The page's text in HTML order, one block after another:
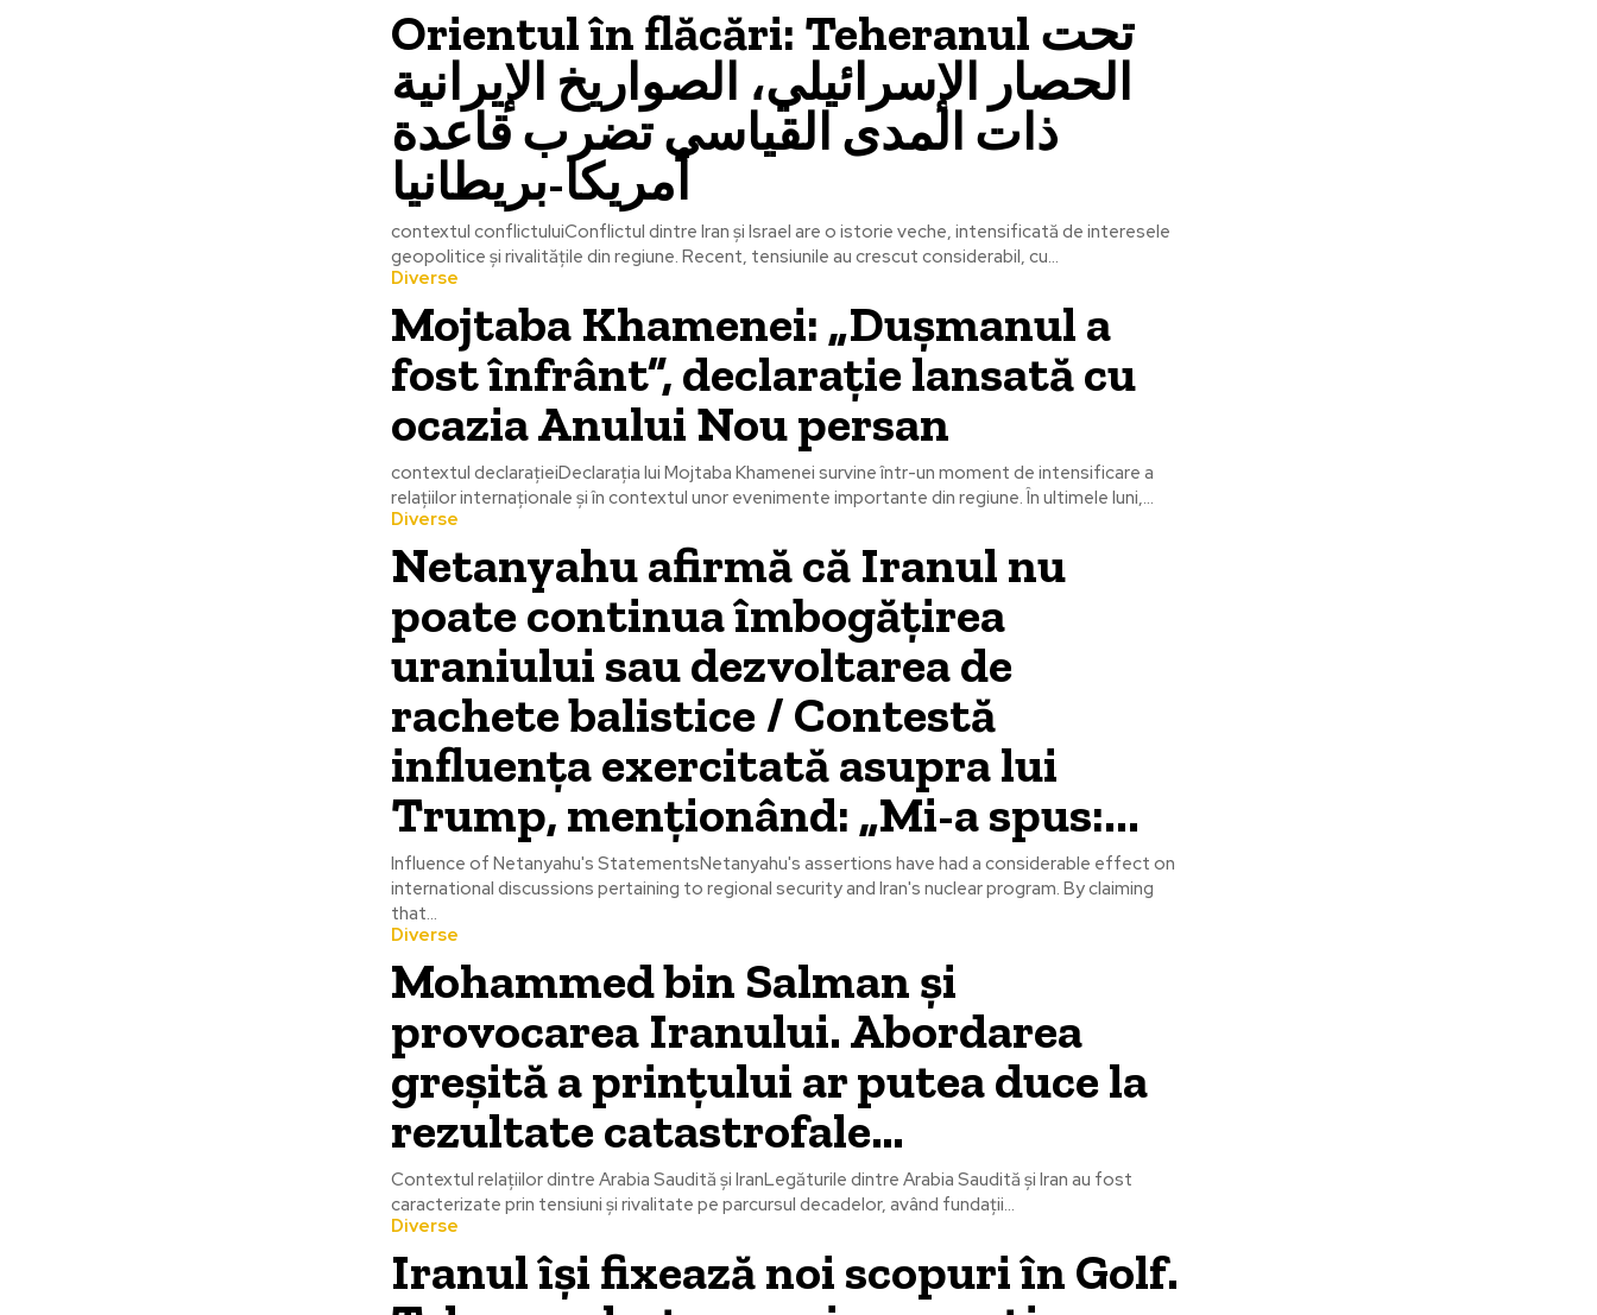
Orientul în flăcări: Teheranul تحت
الحصار الإسرائيلي، الصواريخ الإيرانية
ذات المدى القياسي تضرب قاعدة
أمريكا-بريطانيا
contextul conflictuluiConflictul dintre Iran și Israel are o istorie veche, intensificată de interesele
geopolitice și rivalitățile din regiune. Recent, tensiunile au crescut considerabil, cu...
Diverse
Mojtaba Khamenei: „Dușmanul a
fost înfrânt”, declarație lansată cu
ocazia Anului Nou persan
contextul declarațieiDeclarația lui Mojtaba Khamenei survine într-un moment de intensificare a
relațiilor internaționale și în contextul unor evenimente importante din regiune. În ultimele luni,...
Diverse
Netanyahu afirmă că Iranul nu
poate continua îmbogățirea
uraniului sau dezvoltarea de
rachete balistice / Contestă
influența exercitată asupra lui
Trump, menționând: „Mi-a spus:...
Influence of Netanyahu's StatementsNetanyahu's assertions have had a considerable effect on
international discussions pertaining to regional security and Iran's nuclear program. By claiming
that...
Diverse
Mohammed bin Salman și
provocarea Iranului. Abordarea
greșită a prințului ar putea duce la
rezultate catastrofale…
Contextul relațiilor dintre Arabia Saudită și IranLegăturile dintre Arabia Saudită și Iran au fost
caracterizate prin tensiuni și rivalitate pe parcursul decadelor, având fundații...
Diverse
Iranul își fixează noi scopuri în Golf.